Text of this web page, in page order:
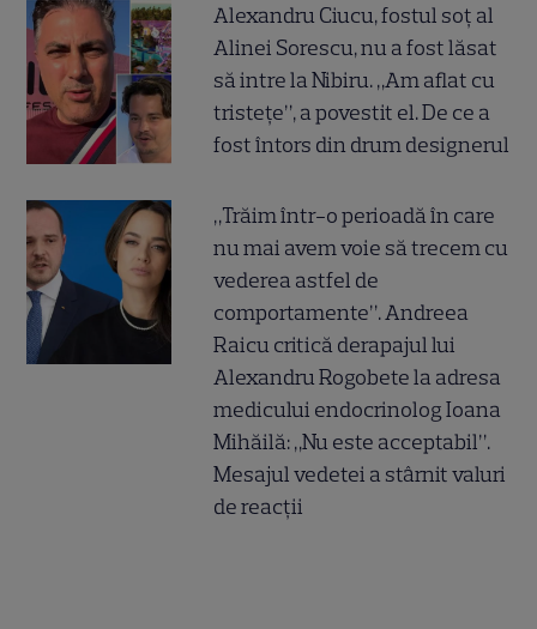
Alexandru Ciucu, fostul soț al
Alinei Sorescu, nu a fost lăsat
să intre la Nibiru. „Am aflat cu
tristețe”, a povestit el. De ce a
fost întors din drum designerul
„Trăim într-o perioadă în care
nu mai avem voie să trecem cu
vederea astfel de
comportamente”. Andreea
Raicu critică derapajul lui
Alexandru Rogobete la adresa
medicului endocrinolog Ioana
Mihăilă: „Nu este acceptabil”.
Mesajul vedetei a stârnit valuri
de reacții